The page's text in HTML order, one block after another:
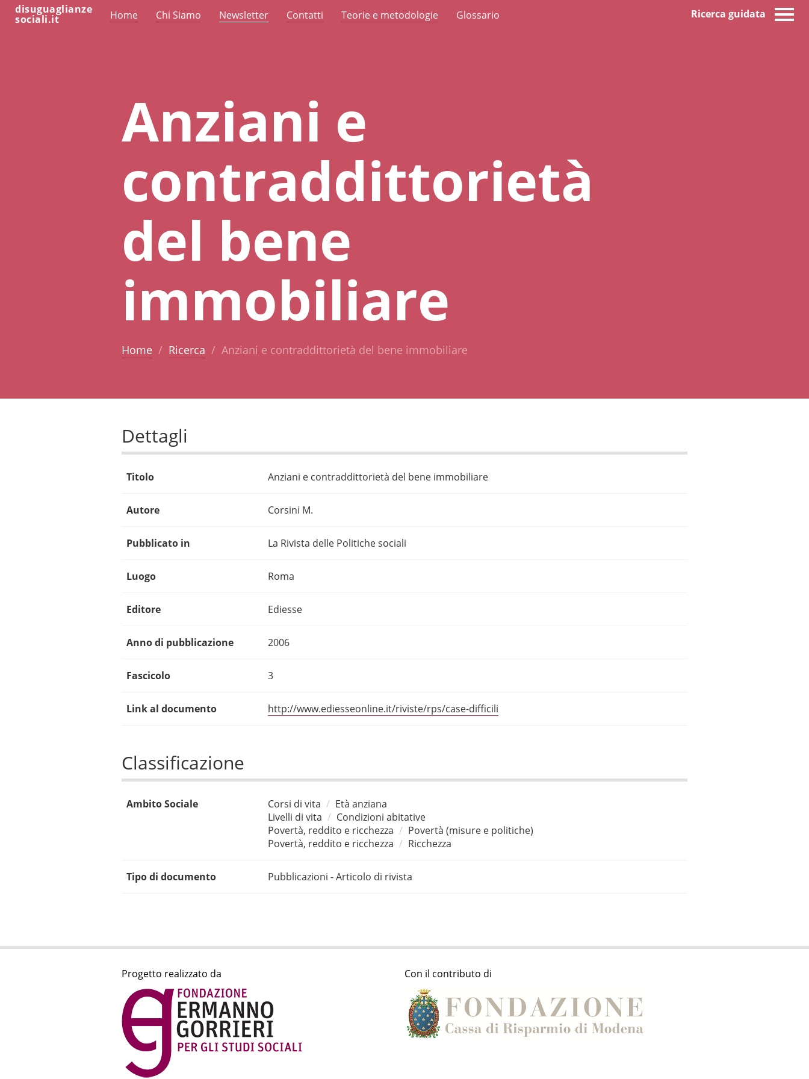
disuguaglianze
sociali.it Home Chi Siamo Newsletter Contatti Teorie e metodologie Glossario Ricerca guidata
Anziani e
contraddittorietà
del bene
immobiliare
Home Ricerca Anziani e contraddittorietà del bene immobiliare
Dettagli
Titolo Anziani e contraddittorietà del bene immobiliare
Autore Corsini M.
Pubblicato in La Rivista delle Politiche sociali
Luogo Roma
Editore Ediesse
Anno di pubblicazione 2006
Fascicolo 3
Link al documento http://www.ediesseonline.it/riviste/rps/case-difficili
Classificazione
Ambito Sociale Corsi di vita
Età anziana
Livelli di vita
Condizioni abitative
Povertà, reddito e ricchezza
Povertà (misure e politiche)
Povertà, reddito e ricchezza
Ricchezza
Tipo di documento Pubblicazioni - Articolo di rivista
Progetto realizzato da Con il contributo di